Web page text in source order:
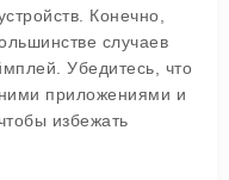
Конечно,
случаев
Убедитесь, что
приложениями и
избежать